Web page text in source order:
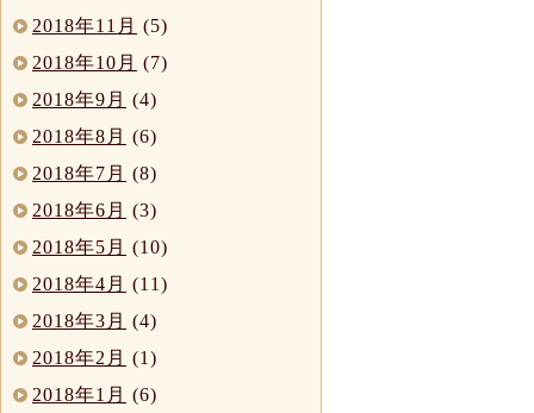
2018年11月 (5)
2018年10月 (7)
2018年9月 (4)
2018年8月 (6)
2018年7月 (8)
2018年6月 (3)
2018年5月 (10)
2018年4月 (11)
2018年3月 (4)
2018年2月 (1)
2018年1月 (6)